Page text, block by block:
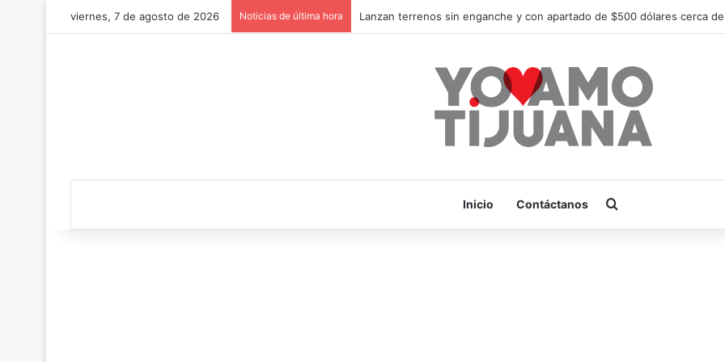
viernes, 7 de agosto de 2026 Noticias de última hora ¡Es hora de apoyar! mañana Zonkeys tendrá su último partido en casa
Inicio Contáctanos